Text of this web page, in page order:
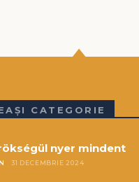
CATEGORIE
nyer mindent
31 DECEMBRIE 2024